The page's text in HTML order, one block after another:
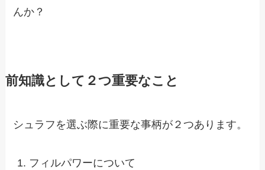
んか？
前知識として２つ重要なこと
シュラフを選ぶ際に重要な事柄が２つあります。
フィルパワーについて